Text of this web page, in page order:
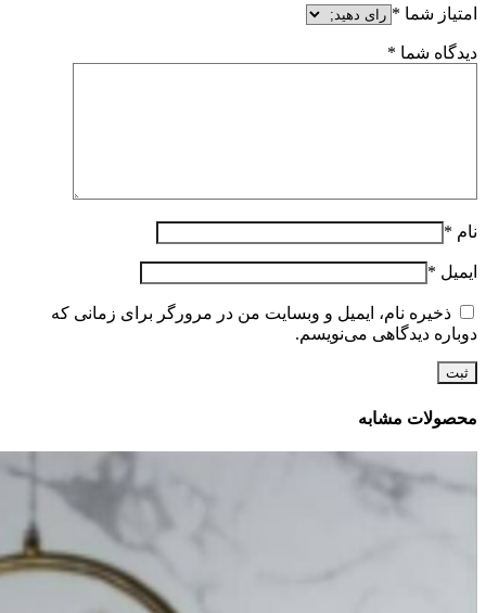
امتیاز شما *
دیدگاه شما *
نام *
ایمیل *
ذخیره نام، ایمیل و وبسایت من در مرورگر برای زمانی که
دوباره دیدگاهی می‌نویسم.
محصولات مشابه